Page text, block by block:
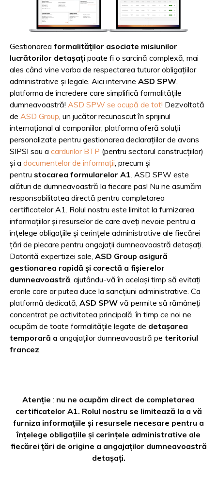
Gestionarea formalităților asociate misiunilor
lucrătorilor detașați poate fi o sarcină complexă, mai
ales când vine vorba de respectarea tuturor obligațiilor
administrative și legale. Aici intervine ASD SPW,
platforma de încredere care simplifică formalitățile
dumneavoastră! ASD SPW se ocupă de tot! Dezvoltată
de ASD Group, un jucător recunoscut în sprijinul
internațional al companiilor, platforma oferă soluții
personalizate pentru gestionarea declarațiilor de avans
SIPSI sau a cardurilor BTP (pentru sectorul construcțiilor)
și a documentelor de informații, precum și
pentru stocarea formularelor A1. ASD SPW este
alături de dumneavoastră la fiecare pas! Nu ne asumăm
responsabilitatea directă pentru completarea
certificatelor A1. Rolul nostru este limitat la furnizarea
informațiilor și resurselor de care aveți nevoie pentru a
înțelege obligațiile și cerințele administrative ale fiecărei
țări de plecare pentru angajații dumneavoastră detașați.
Datorită expertizei sale, ASD Group asigură
gestionarea rapidă și corectă a fișierelor
dumneavoastră, ajutându-vă în același timp să evitați
erorile care ar putea duce la sancțiuni administrative. Ca
platformă dedicată, ASD SPW vă permite să rămâneți
concentrat pe activitatea principală, în timp ce noi ne
ocupăm de toate formalitățile legate de detașarea
temporară a angajaților dumneavoastră pe teritoriul
francez.
Atenție : nu ne ocupăm direct de completarea
certificatelor A1. Rolul nostru se limitează la a vă
furniza informațiile și resursele necesare pentru a
înțelege obligațiile și cerințele administrative ale
fiecărei țări de origine a angajaților dumneavoastră
detașați.